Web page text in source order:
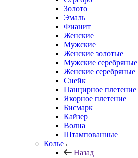
Золото
Эмаль
Фианит
Женские
Мужские
Женские золотые
Мужские серебряные
Женские серебряные
Снейк
Панцирное плетение
Якорное плетение
Бисмарк
Кайзер
Волна
Штампованные
Колье
Назад